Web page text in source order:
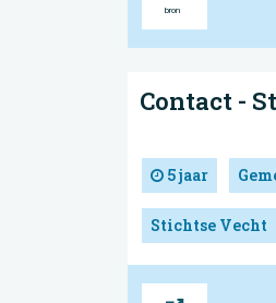
Contact -
5 jaar
Stichtse Vecht